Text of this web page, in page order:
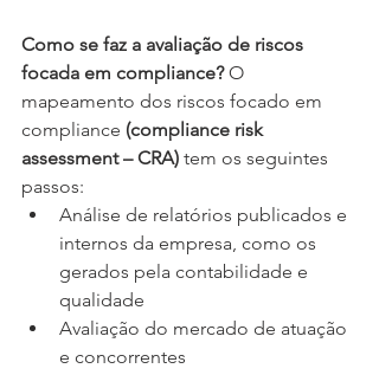
Como se faz a avaliação de riscos
focada em compliance? O
mapeamento dos riscos focado em
compliance (compliance risk
assessment – CRA) tem os seguintes
passos:
Análise de relatórios publicados e
internos da empresa, como os
gerados pela contabilidade e
qualidade
Avaliação do mercado de atuação
e concorrentes